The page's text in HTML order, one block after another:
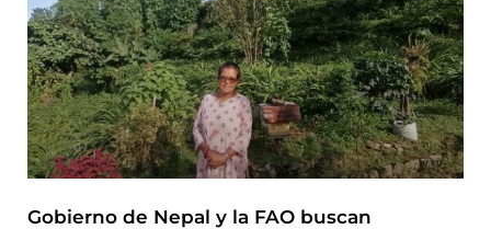
Gobierno de Nepal y la FAO buscan